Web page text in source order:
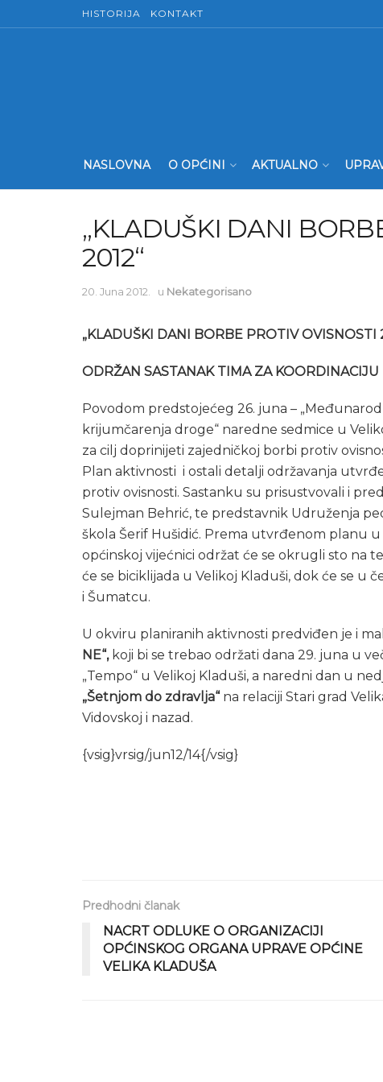
HISTORIJA KONTAKT
NASLOVNA O OPĆINI AKTUALNO
„KLADUŠKI DANI
2012“
20. Juna 2012. u Nekategorisano
„KLADUŠKI DANI BORBE PROTIV OVISNOSTI
ODRŽAN SASTANAK TIMA ZA
Povodom predstojećeg 26. juna –
krijumčarenja droge“ naredne sedmice u
za cilj doprinijeti zajedničkoj borbi protiv
Plan aktivnosti i ostali detalji održavanja
protiv ovisnosti. Sastanku su prisustvovali i
Sulejman Behrić, te predstavnik Udruženja
škola Šerif Hušidić. Prema utvrđenom planu
općinskoj vijećnici održat će se okrugli sto na
će se biciklijada u Velikoj Kladuši, dok će se u
i Šumatcu.
U okviru planiranih aktivnosti predviđen je i
NE“,koji bi se trebao održati dana 29. juna u
„Tempo“ u Velikoj Kladuši, a naredni dan u
„Šetnjom do zdravlja“ na relaciji Stari grad
Vidovskoj i nazad.
{vsig}vrsig/jun12/14{/vsig}
Predhodni članak
NACRT ODLUKE O ORGANIZACIJI
OPĆINSKOG ORGANA UPRAVE OPĆINE
VELIKA KLADUŠA